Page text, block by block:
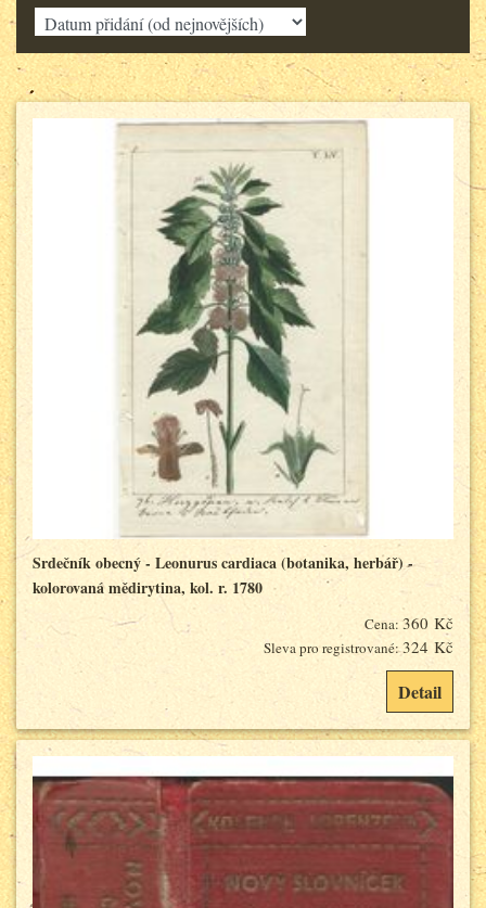
Srdečník obecný - Leonurus cardiaca (botanika, herbář) -
kolorovaná mědirytina, kol. r. 1780
Cena: 360 Kč
Sleva pro registrované:324 Kč
Detail